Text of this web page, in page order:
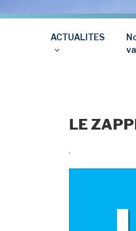
ACTUALITES
LE
.